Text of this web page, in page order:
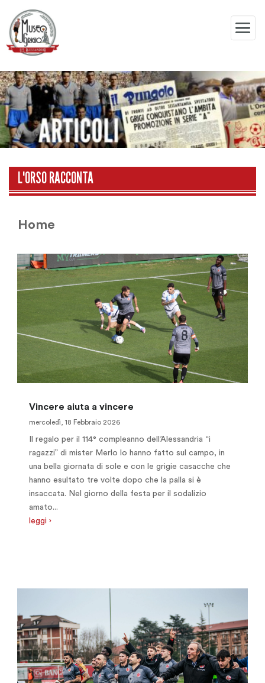
L'ORSO RACCONTA
Home
Vincere aiuta a vincere
mercoledì, 18 Febbraio 2026
Il regalo per il 114° compleanno dell’Alessandria “i
ragazzi” di mister Merlo lo hanno fatto sul campo, in
una bella giornata di sole e con le grigie casacche che
hanno esultato tre volte dopo che la palla si è
insaccata. Nel giorno della festa per il sodalizio
amato...
leggi ›